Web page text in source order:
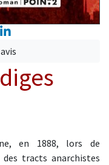
Linkedin
en 1888, lors de
tracts anarchistes